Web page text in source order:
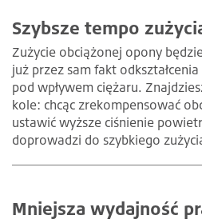
Szybsze tempo
Zużycie obciążonej opony
już przez sam fakt
pod wpływem ciężaru.
kole: chcąc zrekompensować
ustawić wyższe ciśnienie
doprowadzi do szybkiego
Mniejsza wydajność